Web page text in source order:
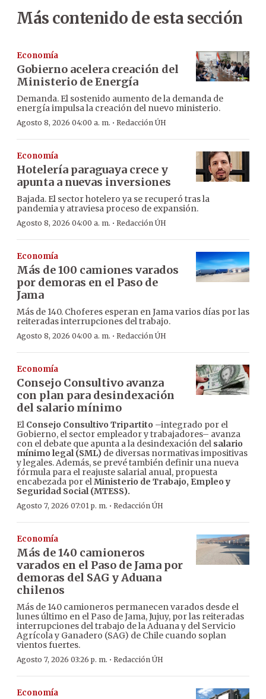
Más contenido de esta sección
Economía
Gobierno acelera creación del
Ministerio de Energía
Demanda. El sostenido aumento de la demanda de
energía impulsa la creación del nuevo ministerio.
Agosto 8, 2026 04:00 a. m. · Redacción ÚH
Economía
Hotelería paraguaya crece y
apunta a nuevas inversiones
Bajada. El sector hotelero ya se recuperó tras la
pandemia y atraviesa proceso de expansión.
Agosto 8, 2026 04:00 a. m. · Redacción ÚH
Economía
Más de 100 camiones varados
por demoras en el Paso de
Jama
Más de 140. Choferes esperan en Jama varios días por las
reiteradas interrupciones del trabajo.
Agosto 8, 2026 04:00 a. m. · Redacción ÚH
Economía
Consejo Consultivo avanza
con plan para desindexación
del salario mínimo
El Consejo Consultivo Tripartito –integrado por el
Gobierno, el sector empleador y trabajadores– avanza
con el debate que apunta a la desindexación del salario
mínimo legal (SML) de diversas normativas impositivas
y legales. Además, se prevé también definir una nueva
fórmula para el reajuste salarial anual, propuesta
encabezada por elMinisterio de Trabajo, Empleo y
Seguridad Social (MTESS).
Agosto 7, 2026 07:01 p. m. · Redacción ÚH
Economía
Más de 140 camioneros
varados en el Paso de Jama por
demoras del SAG y Aduana
chilenos
Más de 140 camioneros permanecen varados desde el
lunes último en el Paso de Jama, Jujuy, por las reiteradas
interrupciones del trabajo de la Aduana y del Servicio
Agrícola y Ganadero (SAG) de Chile cuando soplan
vientos fuertes.
Agosto 7, 2026 03:26 p. m. · Redacción ÚH
Economía